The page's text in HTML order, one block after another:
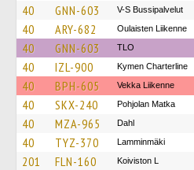
40 GNN-603 V-S Bussipalvelut
40 ARY-682 Oulaisten Liikenne
40 GNN-603 TLO
40 IZL-900 Kymen Charterline
40 BPH-605 Vekka Liikenne
40 SKX-240 Pohjolan Matka
40 MZA-965 Dahl
40 TYZ-370 Lamminmäki
201 FLN-160 Koiviston L